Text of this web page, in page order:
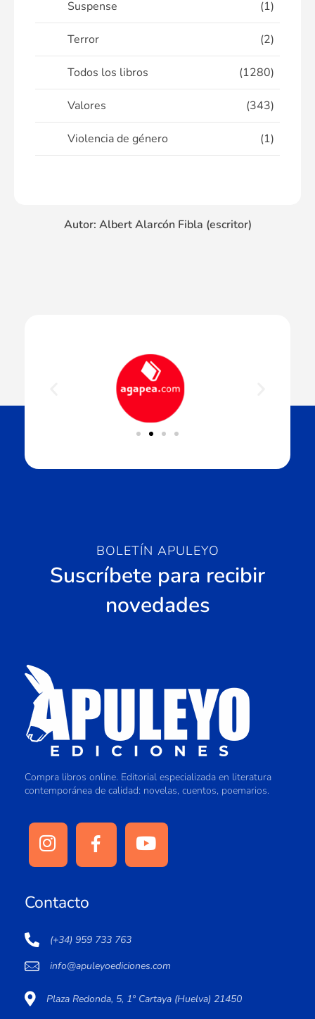
Suspense (1)
Terror (2)
Todos los libros (1280)
Valores (343)
Violencia de género (1)
Autor: Albert Alarcón Fibla (escritor)
BOLETÍN APULEYO
Suscríbete para recibir
novedades
Compra libros online. Editorial especializada en literatura
contemporánea de calidad: novelas, cuentos, poemarios.
Contacto
(+34) 959 733 763
info@apuleyoediciones.com
Plaza Redonda, 5, 1º Cartaya (Huelva) 21450